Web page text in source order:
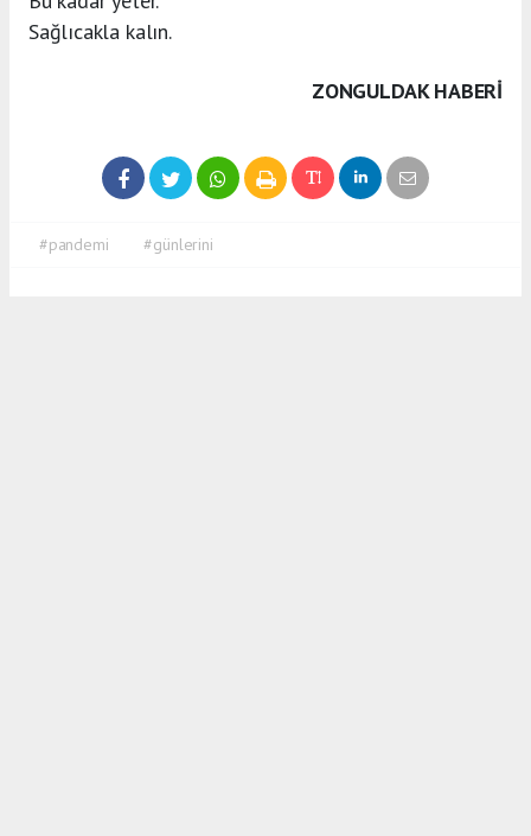
Sağlıcakla kalın.
ZONGULDAK HABERİ
#pandemi #günlerini